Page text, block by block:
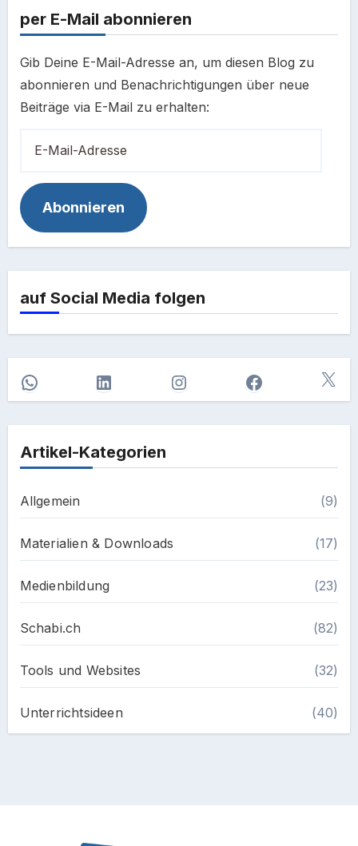
per E-Mail abonnieren
Gib Deine E-Mail-Adresse an, um diesen Blog zu
abonnieren und Benachrichtigungen über neue
Beiträge via E-Mail zu erhalten:
Adresse
Abonnieren
auf Social Media folgen
WhatsAppLinkedIn InstagramFacebook
X
Artikel-Kategorien
Allgemein (9)
Materialien & Downloads (17)
Medienbildung (23)
Schabi.ch (82)
Tools und Websites (32)
Unterrichtsideen (40)